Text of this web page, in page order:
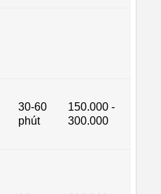
30-60
phút
150.000 -
300.000